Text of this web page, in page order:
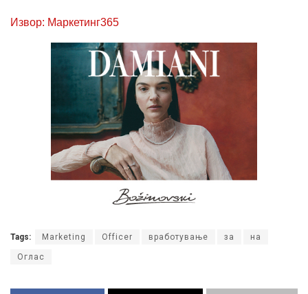
Извор: Маркетинг365
Tags: Marketing Officer вработување за на
Оглас